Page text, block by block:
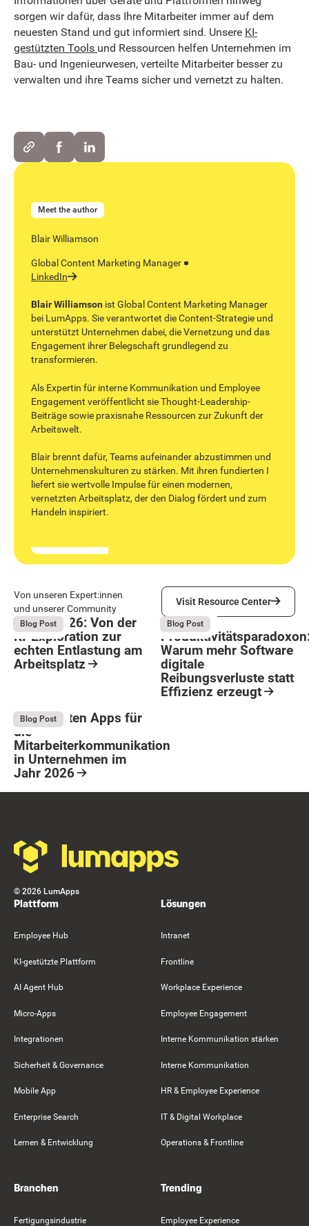
sorgen wir dafür, dass Ihre Mitarbeiter immer auf dem
neuesten Stand und gut informiert sind. Unsere KI-
gestützten Tools und Ressourcen helfen Unternehmen im
Bau- und Ingenieurwesen, verteilte Mitarbeiter besser zu
verwalten und ihre Teams sicher und vernetzt zu halten.
Meet the author
Blair Williamson
Global Content Marketing Manager
LinkedIn
Blair Williamson ist Global Content Marketing Manager
bei LumApps. Sie verantwortet die Content-Strategie und
unterstützt Unternehmen dabei, die Vernetzung und das
Engagement ihrer Belegschaft grundlegend zu
transformieren.
Als Expertin für interne Kommunikation und Employee
Engagement veröffentlicht sie Thought-Leadership-
Beiträge sowie praxisnahe Ressourcen zur Zukunft der
Arbeitswelt.
‍Blair brennt dafür, Teams aufeinander abzustimmen und
Unternehmenskulturen zu stärken. Mit ihren fundierten I
liefert sie wertvolle Impulse für einen modernen,
vernetzten Arbeitsplatz, der den Dialog fördert und zum
Handeln inspiriert.
Von unseren Expert:innen
und unserer Community
Visit Resource Center
Visit Resource Center
August 4, 2026
Blog Post
Bright 2026: Von der
KI-Exploration zur
echten Entlastung am
Arbeitsplatz
August 4, 2026
Blog Post
Das
Warum mehr Software
digitale
Reibungsverluste statt
Effizienz erzeugt
August 4, 2026
Blog Post
Die 9 besten Apps für
die
Mitarbeiterkommunikation
in Unternehmen im
Jahr 2026
© 2026 LumApps
Plattform
Employee Hub
KI-gestützte Plattform
AI Agent Hub
Micro-Apps
Integrationen
Sicherheit & Governance
Mobile App
Enterprise Search
Lernen & Entwicklung
Lösungen
Intranet
Frontline
Workplace Experience
Employee Engagement
Interne Kommunikation stärken
Interne Kommunikation
HR & Employee Experience
IT & Digital Workplace
Operations & Frontline
Branchen
Fertigungsindustrie
Trending
Employee Experience